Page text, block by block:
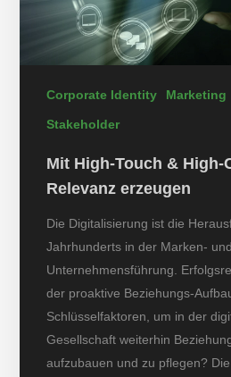
Corporate Identity Marketing
Stakeholder
Mit High-Touch & High-
Relevanz erzeugen
Die Digitalisierung ist die
Jahrhunderts in der Marken- und
Unternehmensführung.
der proaktive Beziehungs-
Schlüsselfaktoren, um in der
Gesellschaft weiterhin
aufzubauen und zu pflegen?